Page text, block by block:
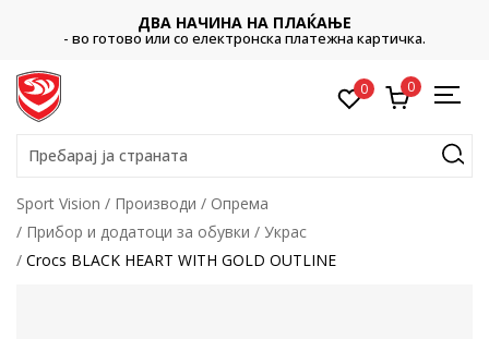
ДВА НАЧИНА НА ПЛАЌАЊЕ
- во готово или со електронска платежна картичка.
0 0
Пребарај ја страната
Sport Vision Производи
Опрема
Прибор и додатоци за обувки
Украс
Crocs BLACK HEART WITH GOLD OUTLINE